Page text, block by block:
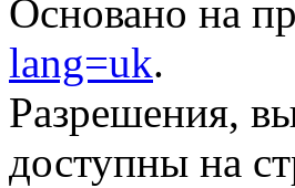
Основано на
lang=uk.
Разрешения,
доступны на